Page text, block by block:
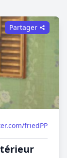
friedPP
Partager